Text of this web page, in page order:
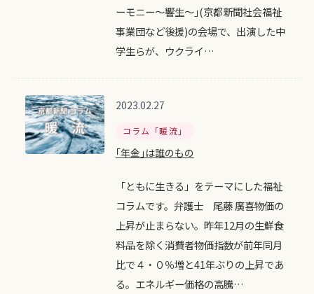
ーモニー～響生～｣(京都新聞社会福祉
事業団など後援)の会場で、出演した中
学生らが、ウクライ…
2023.02.27
コラム「暖流」
｢年金｣は誰のもの
「ともに生きる」をテーマにした福祉
コラムです。弁護士 尾藤 廣喜物価の
上昇が止まらない。昨年12月の生鮮食
料品を除く消費者物価指数が前年同月
比で４・０％増と41年ぶりの上昇であ
る。エネルギー価格の高騰…